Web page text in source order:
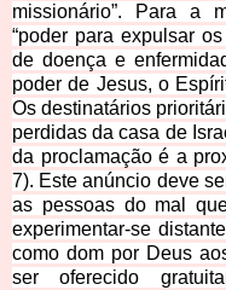
missionário”. Para a
“poder para expulsar
de doença e
poder de Jesus, o
Os destinatários
perdidas da casa de
da proclamação é a
7). Este anúncio deve
as pessoas do mal
experimentar-se
como dom por Deus
ser oferecido